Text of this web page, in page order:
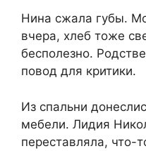
Нина сжала губы.
вчера, хлеб тоже
бесполезно.
повод для критики.
Из спальни
мебели. Лидия
переставляла, что-